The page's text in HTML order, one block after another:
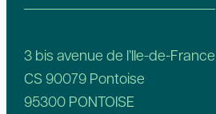
3 bis avenue de l’Ile-de-France
CS 90079 Pontoise
95300 PONTOISE